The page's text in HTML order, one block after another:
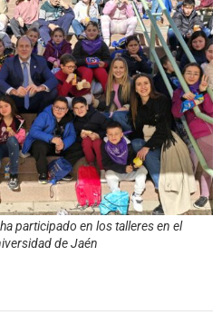
participado en los talleres en el
de Jaén